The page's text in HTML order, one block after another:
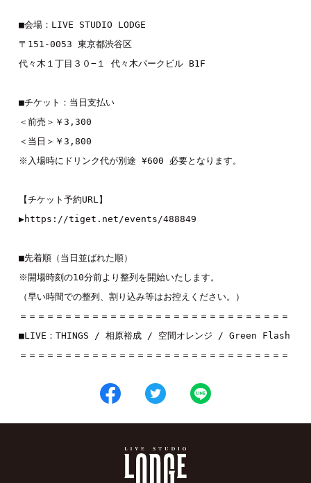
■会場：LIVE STUDIO LODGE
〒151-0053 東京都渋谷区
代々木１丁目３０−１ 代々木パークビル B1F
■チケット：当日支払い
＜前売＞￥3,300
＜当日＞￥3,800
※入場時にドリンク代が別途 ¥600 必要となります。
【チケット予約URL】
▶https://tiget.net/events/488849
■先着順（当日並ばれた順）
※開場時刻の10分前より整列を開始いたします。
（早い時間での整列、割り込み等はお控えください。）
＝＝＝＝＝＝＝＝＝＝＝＝＝＝＝＝＝＝＝＝＝＝＝＝＝＝＝＝＝＝
■LIVE： THINGS / 相原裕成 / 空間オレンジ / Green Flash
＝＝＝＝＝＝＝＝＝＝＝＝＝＝＝＝＝＝＝＝＝＝＝＝＝＝＝＝＝＝